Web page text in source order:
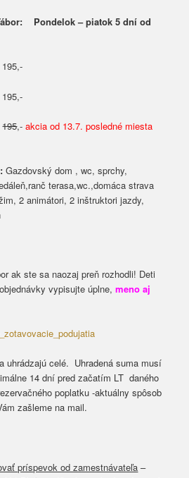
Pondelok – piatok 5 dní od
195,-akcia od 13.7. posledné miesta
:Gazdovský dom , wc, sprchy,
terasa,wc.,domáca strava
2 animátori, 2 inštruktori jazdy,
ak ste sa naozaj preň rozhodli! Deti
vypisujte úplne,meno aj
uhrádzajú celé. Uhradená suma musí
14 dní pred začatím LT daného
poplatku -aktuálny spôsob
zašleme na mail.
príspevok od zamestnávateľa –